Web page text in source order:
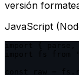
versión
JavaScript